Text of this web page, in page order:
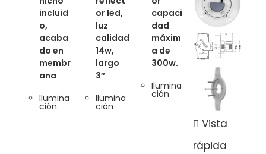
incluid
o,
acaba
do en
membr
ana
Ilumina
ción
or led,
luz
calidad
14w,
largo
3″
Ilumina
ción
capaci
dad
máxim
a de
300w.
Ilumina
ción
Vista
rápida